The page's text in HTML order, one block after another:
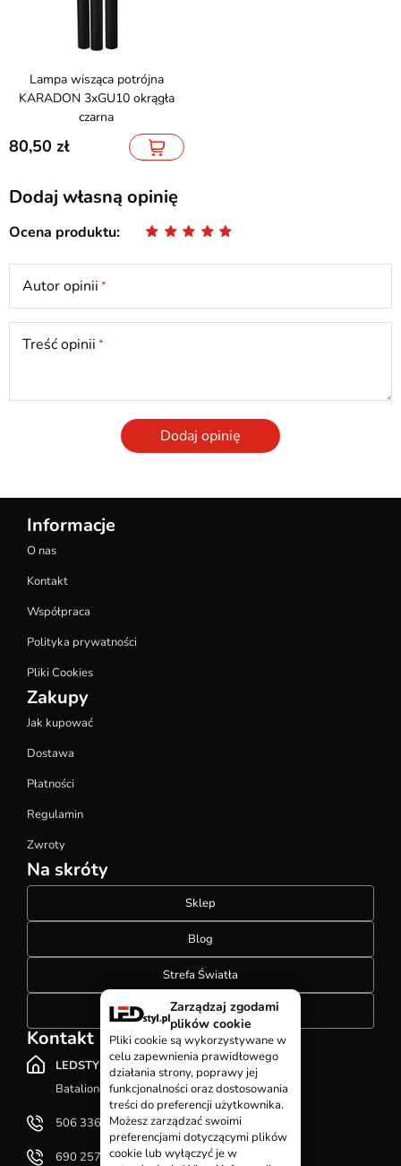
Lampa wisząca potrójna
KARADON 3xGU10 okrągła
czarna
80,50
Dodaj własną opinię
Ocena produktu
Autor opinii
Treść opinii
Dodaj opinię
Informacje
O nas
Kontakt
Współpraca
Polityka prywatności
Pliki Cookies
Zakupy
Jak kupować
Dostawa
Płatności
Regulamin
Zwroty
Na skróty
Sklep
Blog
Strefa Światła
Konfigurator szynoprzewodów
Kontakt
LEDSTYL.pl
Batalionów Chłopskich 12, 94-058 Łódź
506 336 320
690 257 092
Zarządzaj zgodami
plików cookie
Pliki cookie są wykorzystywane w
celu zapewnienia prawidłowego
działania strony, poprawy jej
funkcjonalności oraz dostosowania
treści do preferencji użytkownika.
Możesz zarządzać swoimi
preferencjami dotyczącymi plików
cookie lub wyłączyć je w